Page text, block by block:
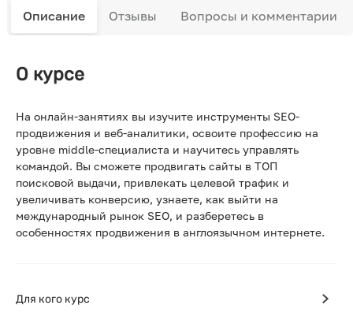
Описание Отзывы Вопросы и комментарии
О курсе
На онлайн-занятиях вы изучите инструменты SEO-
продвижения и веб-аналитики, освоите профессию на
уровне middle-специалиста и научитесь управлять
командой. Вы сможете продвигать сайты в ТОП
поисковой выдачи, привлекать целевой трафик и
увеличивать конверсию, узнаете, как выйти на
международный рынок SEO, и разберетесь в
особенностях продвижения в англоязычном интернете.
Для кого курс